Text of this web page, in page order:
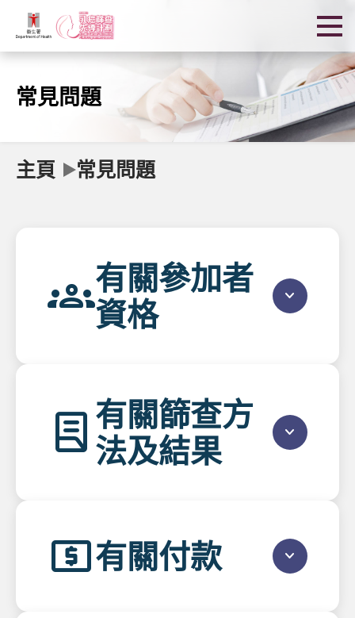
常見問題
主頁 常見問題
groups有關參加者
資格
keyboard_arrow_down
lab_profile 有關篩查方
法及結果
keyboard_arrow_down
local_atm有關付款 keyboard_arrow_down